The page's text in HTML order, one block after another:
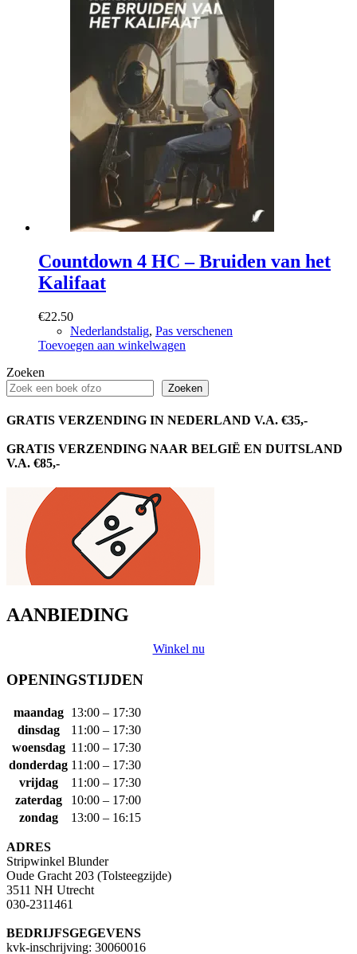
Countdown 4 HC – Bruiden van het
Kalifaat
€22.50
Nederlandstalig, Pas verschenen
Toevoegen aan winkelwagen
Zoeken
Zoeken
GRATIS VERZENDING IN NEDERLAND V.A. €35,-
GRATIS VERZENDING NAAR BELGIË EN DUITSLAND
V.A. €85,-
AANBIEDING
Winkel nu
OPENINGSTIJDEN
maandag
13:00 – 17:30
dinsdag
11:00 – 17:30
woensdag 11:00 – 17:30
donderdag 11:00 – 17:30
vrijdag
11:00 – 17:30
zaterdag
10:00 – 17:00
zondag
13:00 – 16:15
ADRES
Stripwinkel Blunder
Oude Gracht 203 (Tolsteegzijde)
3511 NH Utrecht
030-2311461
BEDRIJFSGEGEVENS
kvk-inschrijving: 30060016